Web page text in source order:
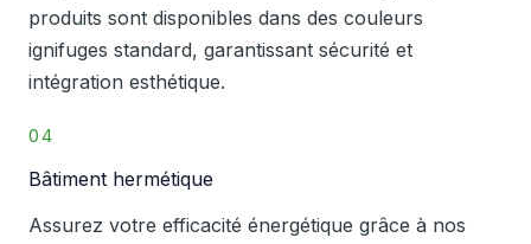
produits sont disponibles dans des couleurs
ignifuges standard, garantissant sécurité et
intégration esthétique.
04
Bâtiment hermétique
Assurez votre efficacité énergétique grâce à nos